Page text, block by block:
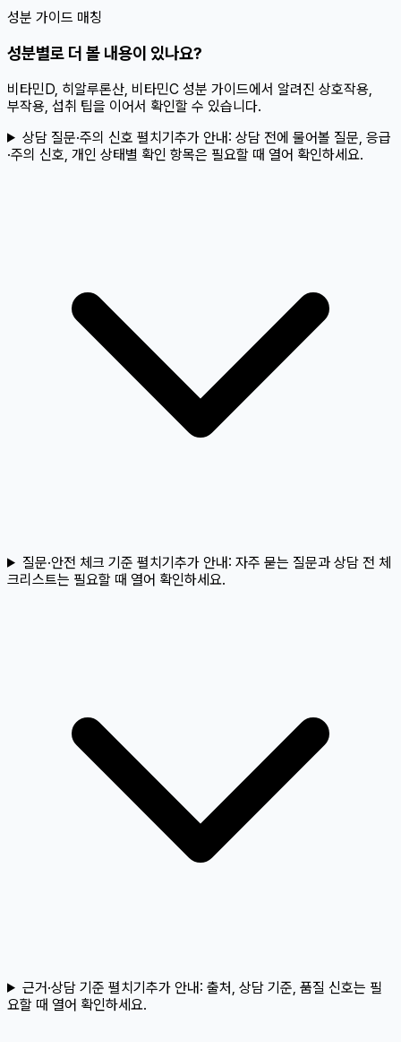
성분 가이드 매칭
성분별로 더 볼 내용이 있나요?
비타민D, 히알루론산, 비타민C 성분 가이드에서 알려진 상호작용,
부작용, 섭취 팁을 이어서 확인할 수 있습니다.
상담 질문·주의 신호 펼치기추가 안내: 상담 전에 물어볼 질문, 응급
·주의 신호, 개인 상태별 확인 항목은 필요할 때 열어 확인하세요.
질문·안전 체크 기준 펼치기추가 안내: 자주 묻는 질문과 상담 전 체
크리스트는 필요할 때 열어 확인하세요.
근거·상담 기준 펼치기추가 안내: 출처, 상담 기준, 품질 신호는 필
요할 때 열어 확인하세요.